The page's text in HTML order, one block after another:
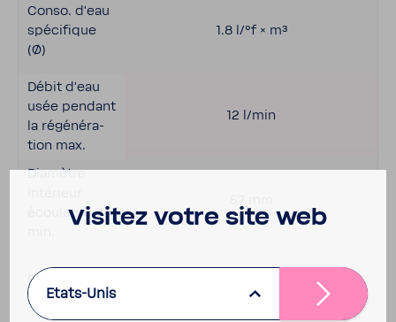
Conso. d'eau
spéci­fique
(Ø)
Débit d'eau
usée pendant
la régé­né­ra­
tion max.
Diamètre
écou­le­ment
Bran­che­ment
au réseau
1.8 l/°f × m³
12 l/min
Visitez votre site web
Etats-Unis